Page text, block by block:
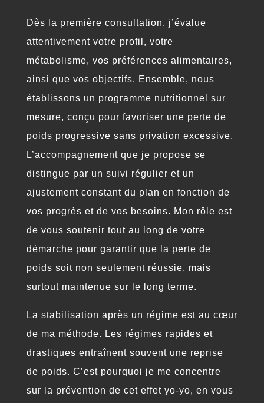
Dès la première consultation, j’évalue
attentivement votre profil, votre
métabolisme, vos préférences alimentaires,
ainsi que vos objectifs. Ensemble, nous
établissons un programme nutritionnel sur
mesure, conçu pour favoriser une perte de
poids progressive sans privation excessive.
L’accompagnement que je propose se
distingue par un suivi régulier et un
ajustement constant du plan en fonction de
vos progrès et de vos besoins. Mon rôle est
de vous soutenir tout au long de votre
démarche pour garantir que la perte de
poids soit non seulement réussie, mais
surtout maintenue sur le long terme.
La stabilisation après un régime est au cœur
de ma méthode. Les régimes rapides et
drastiques entraînent souvent une reprise
de poids. C’est pourquoi je me concentre
sur la prévention de cet effet yo-yo, en vous